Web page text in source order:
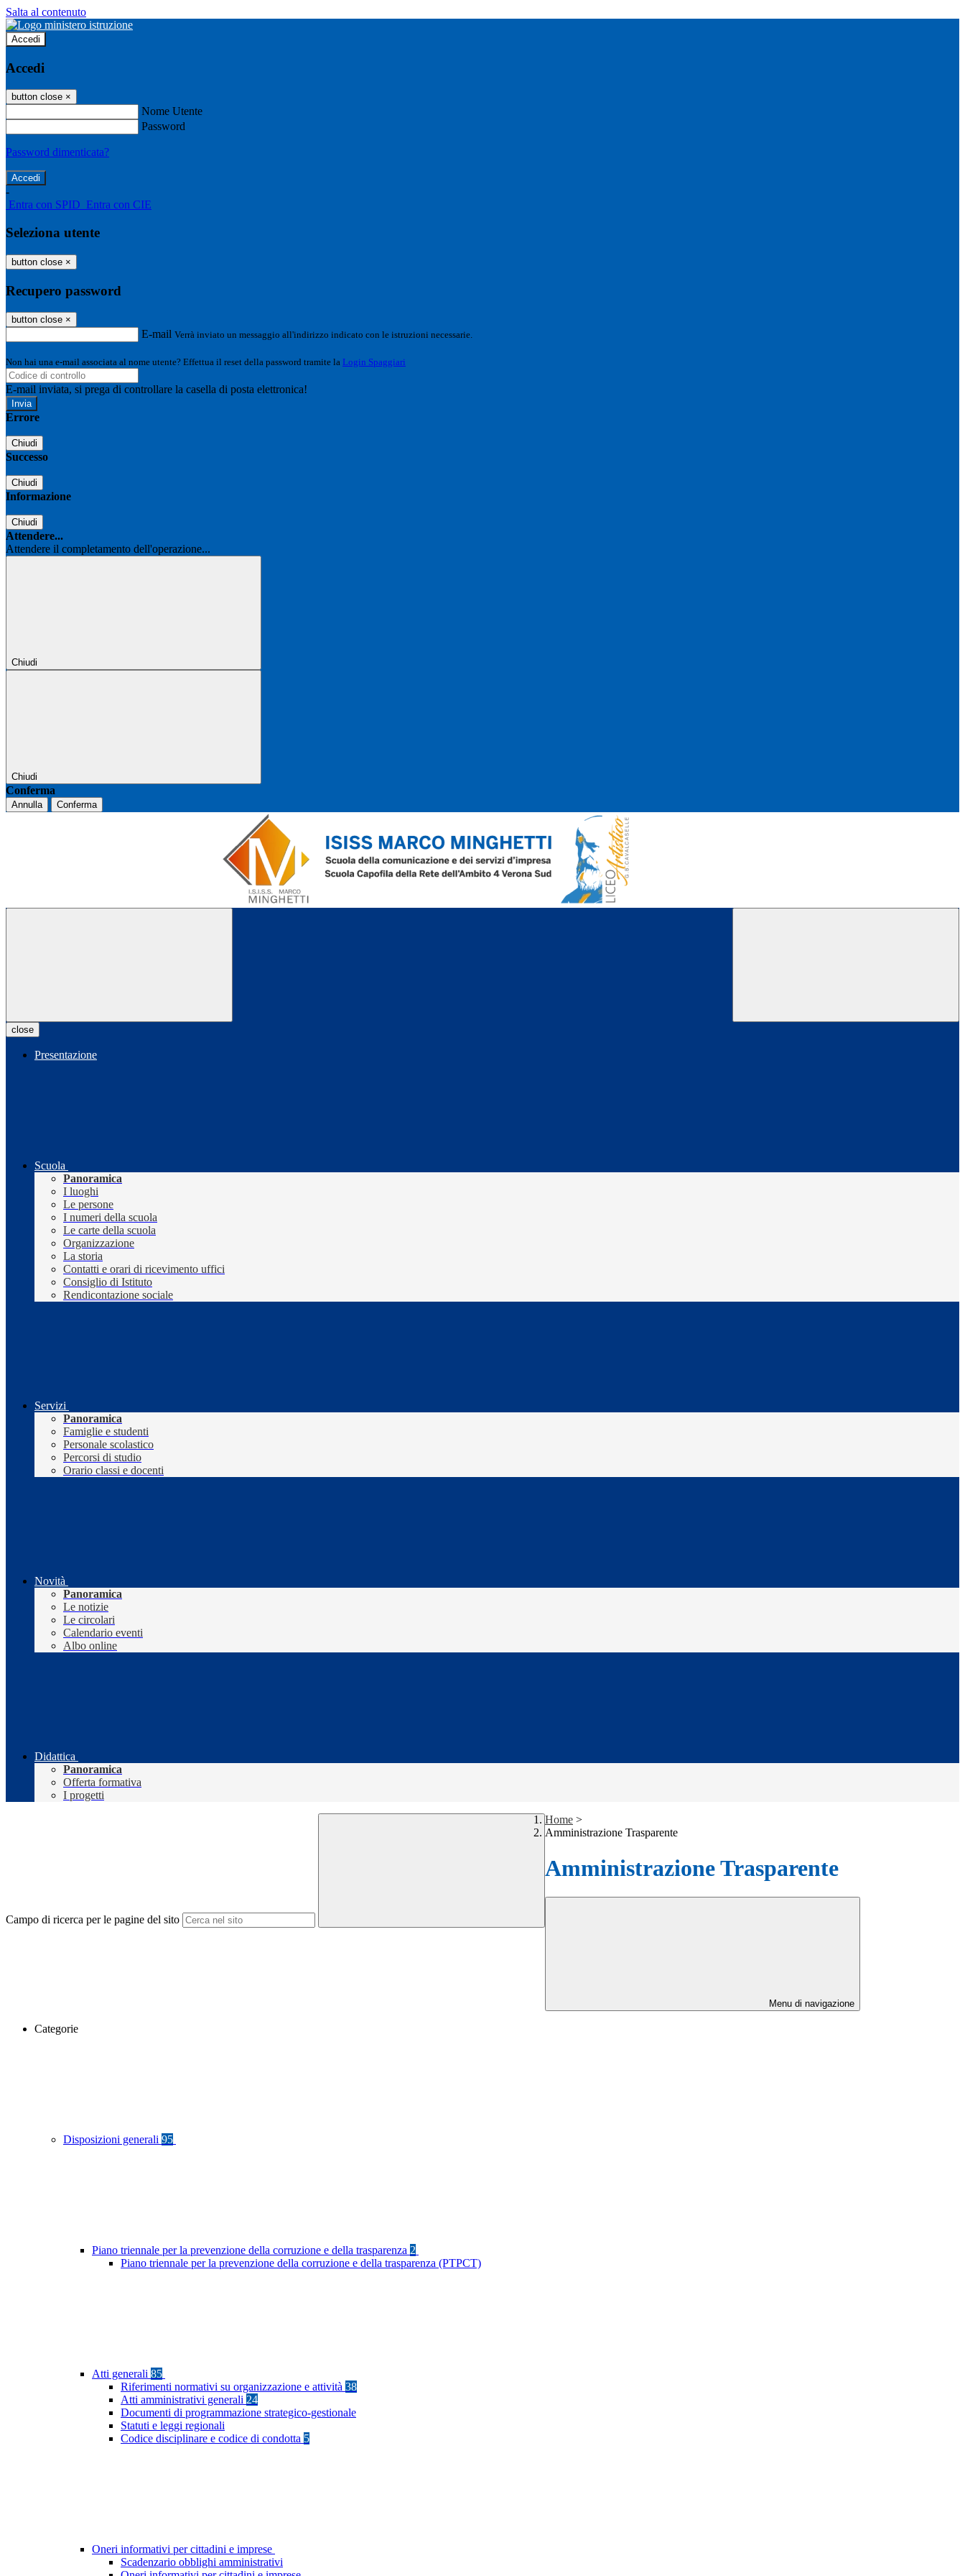
Salta al contenuto
Accedi
Accedi
button close ×
Nome Utente
Password
Password dimenticata?
-
Entra con SPID Entra con CIE
Seleziona utente
button close ×
Recupero password
button close ×
E-mail Verrà inviato un messaggio all'indirizzo indicato con le istruzioni necessarie.
Non hai una e-mail associata al nome utente? Effettua il reset della password tramite la Login Spaggiari
E-mail inviata, si prega di controllare la casella di posta elettronica!
Errore
Chiudi
Successo
Chiudi
Informazione
Chiudi
Attendere...
Attendere il completamento dell'operazione...
Chiudi
Chiudi
Conferma
Annulla Conferma
close
Presentazione
Scuola
Panoramica
I luoghi
Le persone
I numeri della scuola
Le carte della scuola
Organizzazione
La storia
Contatti e orari di ricevimento uffici
Consiglio di Istituto
Rendicontazione sociale
Servizi
Panoramica
Famiglie e studenti
Personale scolastico
Percorsi di studio
Orario classi e docenti
Novità
Panoramica
Le notizie
Le circolari
Calendario eventi
Albo online
Didattica
Panoramica
Offerta formativa
I progetti
Campo di ricerca per le pagine del sito
Home >
Amministrazione Trasparente
Amministrazione Trasparente
Menu di navigazione
Categorie
Disposizioni generali 95
Piano triennale per la prevenzione della corruzione e della trasparenza 2
Piano triennale per la prevenzione della corruzione e della trasparenza (PTPCT)
Atti generali 85
Riferimenti normativi su organizzazione e attività 38
Atti amministrativi generali 24
Documenti di programmazione strategico-gestionale
Statuti e leggi regionali
Codice disciplinare e codice di condotta 5
Oneri informativi per cittadini e imprese
Scadenzario obblighi amministrativi